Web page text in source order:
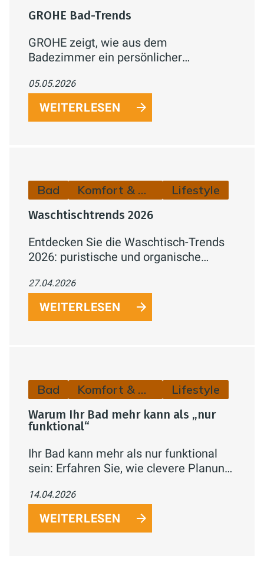
GROHE Bad-Trends
GROHE zeigt, wie aus dem
Badezimmer ein persönlicher
stellen Harmonie, Individualität und
sinnliches Erleben in den Mittelpunkt –
von samtigen Oberflächen über
05.05.2026
WEITERLESEN
Bad Komfort & Hygiene Lifestyle
Waschtischtrends 2026
Entdecken Sie die Waschtisch-Trends
2026: puristische und organische
Stauraum und passende Armaturen für
ein stilvolles, funktionales Bad.
27.04.2026
WEITERLESEN
Bad Komfort & Hygiene Lifestyle
Warum Ihr Bad mehr kann als „nur
funktional“
Ihr Bad kann mehr als nur funktional
sein: Erfahren Sie, wie clevere Planung,
aus dem Badezimmer eine
komfortable Wohlfühlzone für jeden
Tag machen.
14.04.2026
WEITERLESEN